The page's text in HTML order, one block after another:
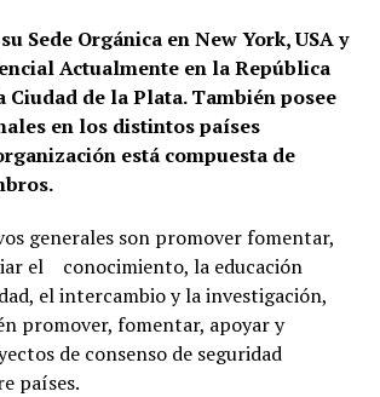
Sede Orgánica en New York, USA y
Actualmente en la República
Ciudad de la Plata. También posee
en los distintos países
está compuesta de
generales son promover fomentar,
el conocimiento, la educación
el intercambio y la investigación,
promover, fomentar, apoyar y
de consenso de seguridad
países.